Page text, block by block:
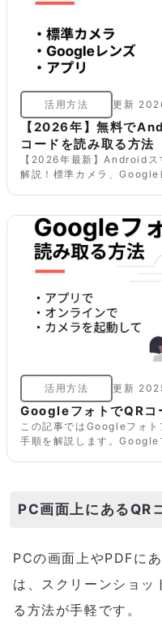
活用方法 更新
【2026年】無料で
コードを読み取る方法
【2026年最新】Androidス
解説！標準カメラ、Google
活用方法 更新
GoogleフォトでQRコ
この記事ではGoogleフォ
手順を解説します。Google
PC画面上にあるQR
PCの画面上やPDFに
は、スクリーンショッ
る方法が手軽です。